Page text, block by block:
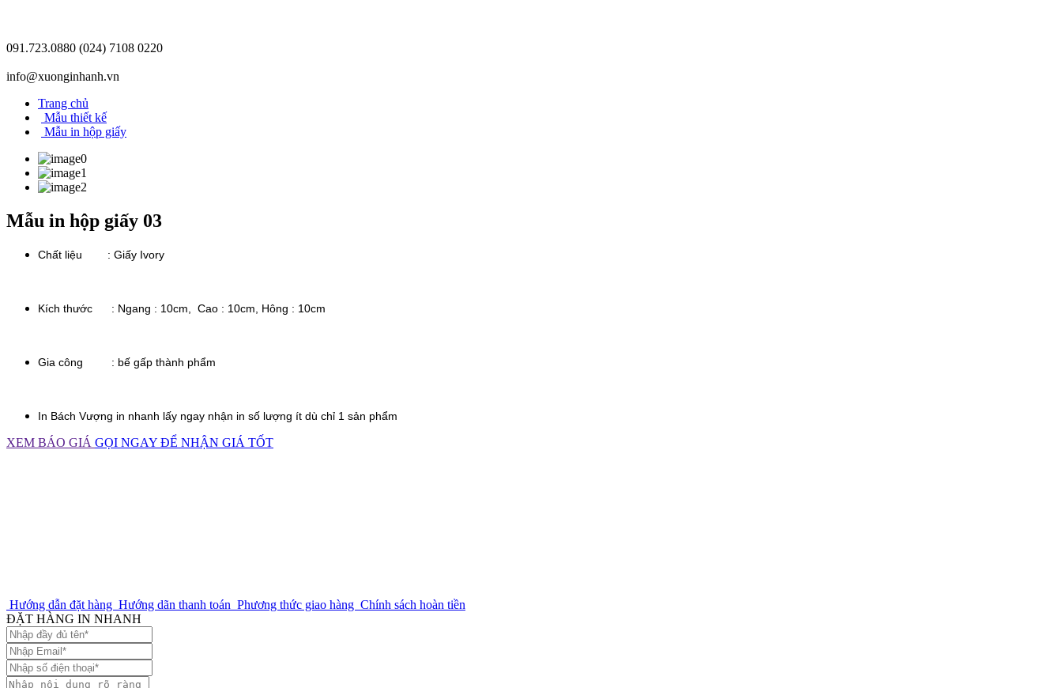
091.723.0880 (024) 7108 0220
info@xuonginhanh.vn
Trang chủ
Mẫu thiết kế
Mẫu in hộp giấy
Mẫu in hộp giấy 03
Chất liệu : Giấy Ivory
Kích thước : Ngang : 10cm, Cao : 10cm, Hông : 10cm
Gia công : bế gấp thành phẩm
In Bách Vượng in nhanh lấy ngay nhận in số lượng ít dù chỉ 1 sản phẩm
XEM BÁO GIÁ GỌI NGAY ĐỂ NHẬN GIÁ TỐT
Hướng dẫn đặt hàng Hướng dãn thanh toán Phương thức giao hàng Chính sách hoàn tiền
ĐẶT HÀNG IN NHANH